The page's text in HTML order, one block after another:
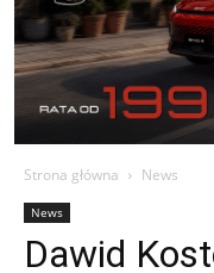
Strona główna News
News
Dawid